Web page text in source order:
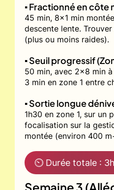
▪️ Fractionné en côte
45 min, 8x1 min
descente lente.
(plus ou moins raides).
▪️ Seuil progressif
50 min, avec 2x8 min
3 min en zone 1 entre
▪️ Sortie longue
1h30 en zone 1, sur un
focalisation sur la
montée (environ 400
⏲ Durée totale :
Semaine 3